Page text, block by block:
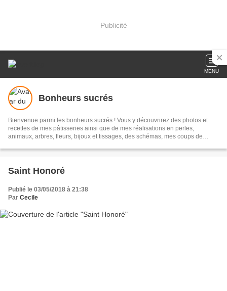
Publicité
MENU
Bonheurs sucrés
Bienvenue parmi les bonheurs sucrés ! Vous y découvrirez des photos et
recettes de mes pâtisseries ainsi que de mes réalisations en perles,
animaux, arbres, fleurs, bijoux et tissages, des schémas, mes coups de
Saint Honoré
Publié le 03/05/2018 à 21:38
Par Cecile